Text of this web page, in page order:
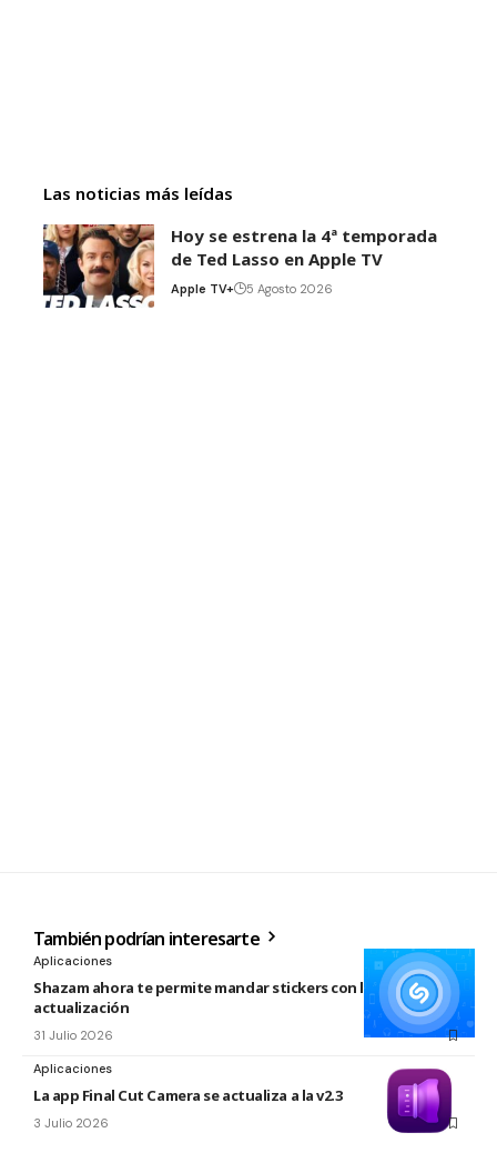
Las noticias más leídas
Hoy se estrena la 4ª temporada
de Ted Lasso en Apple TV
Apple TV+ 5 Agosto 2026
También podrían interesarte
Aplicaciones
Shazam ahora te permite mandar stickers con la nueva
actualización
31 Julio 2026
Aplicaciones
La app Final Cut Camera se actualiza a la v2.3
3 Julio 2026